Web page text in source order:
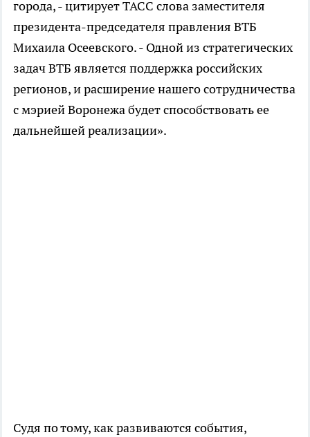
города, - цитирует ТАСС слова заместителя
президента-председателя правления ВТБ
Михаила Осеевского. - Одной из стратегических
задач ВТБ является поддержка российских
регионов, и расширение нашего сотрудничества
с мэрией Воронежа будет способствовать ее
дальнейшей реализации».
Судя по тому, как развиваются события,